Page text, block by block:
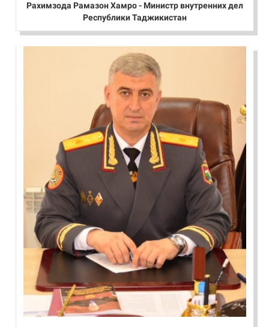
Рахимзода Рамазон Хамро - Министр внутренних дел
Республики Таджикистан